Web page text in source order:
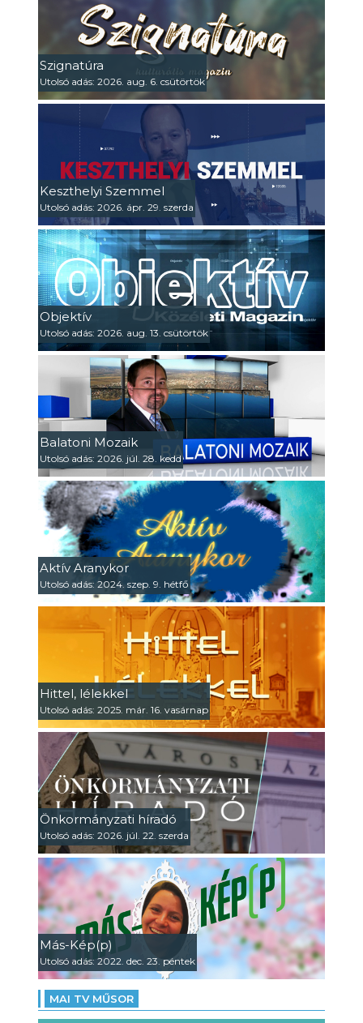
Szignatúra
Utolsó adás: 2026. aug. 6. csütörtök
Keszthelyi Szemmel
Utolsó adás: 2026. ápr. 29. szerda
Objektív
Utolsó adás: 2026. aug. 13. csütörtök
Balatoni Mozaik
Utolsó adás: 2026. júl. 28. kedd
Aktív Aranykor
Utolsó adás: 2024. szep. 9. hétfő
Hittel, lélekkel
Utolsó adás: 2025. már. 16. vasárnap
Önkormányzati híradó
Utolsó adás: 2026. júl. 22. szerda
Más-Kép(p)
Utolsó adás: 2022. dec. 23. péntek
MAI TV MŰSOR